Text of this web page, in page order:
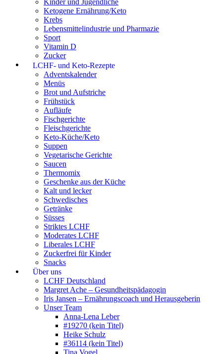
Kinder und Jugendliche
Ketogene Ernährung/Keto
Krebs
Lebensmittelindustrie und Pharmazie
Sport
Vitamin D
Zucker
LCHF- und Keto-Rezepte
Adventskalender
Menüs
Brot und Aufstriche
Frühstück
Aufläufe
Fischgerichte
Fleischgerichte
Keto-Küche/Keto
Suppen
Vegetarische Gerichte
Saucen
Thermomix
Geschenke aus der Küche
Kalt und lecker
Schwedisches
Getränke
Süsses
Striktes LCHF
Moderates LCHF
Liberales LCHF
Zuckerfrei für Kinder
Snacks
Über uns
LCHF Deutschland
Margret Ache – Gesundheitspädagogin
Iris Jansen – Ernährungscoach und Herausgeberin
Unser Team
Anna-Lena Leber
#19270 (kein Titel)
Heike Schulz
#36114 (kein Titel)
Tina Vogel